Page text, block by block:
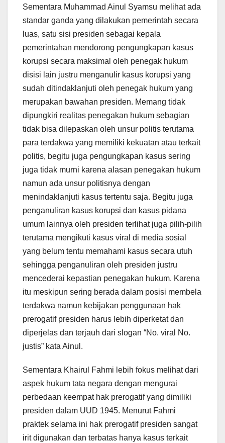
Sementara Muhammad Ainul Syamsu melihat ada
standar ganda yang dilakukan pemerintah secara
luas, satu sisi presiden sebagai kepala
pemerintahan mendorong pengungkapan kasus
korupsi secara maksimal oleh penegak hukum
disisi lain justru menganulir kasus korupsi yang
sudah ditindaklanjuti oleh penegak hukum yang
merupakan bawahan presiden. Memang tidak
dipungkiri realitas penegakan hukum sebagian
tidak bisa dilepaskan oleh unsur politis terutama
para terdakwa yang memiliki kekuatan atau terkait
politis, begitu juga pengungkapan kasus sering
juga tidak murni karena alasan penegakan hukum
namun ada unsur politisnya dengan
menindaklanjuti kasus tertentu saja. Begitu juga
penganuliran kasus korupsi dan kasus pidana
umum lainnya oleh presiden terlihat juga pilih-pilih
terutama mengikuti kasus viral di media sosial
yang belum tentu memahami kasus secara utuh
sehingga penganuliran oleh presiden justru
mencederai kepastian penegakan hukum. Karena
itu meskipun sering berada dalam posisi membela
terdakwa namun kebijakan penggunaan hak
prerogatif presiden harus lebih diperketat dan
diperjelas dan terjauh dari slogan “No. viral No.
justis” kata Ainul.
Sementara Khairul Fahmi lebih fokus melihat dari
aspek hukum tata negara dengan mengurai
perbedaan keempat hak prerogatif yang dimiliki
presiden dalam UUD 1945. Menurut Fahmi
praktek selama ini hak prerogatif presiden sangat
irit digunakan dan terbatas hanya kasus terkait